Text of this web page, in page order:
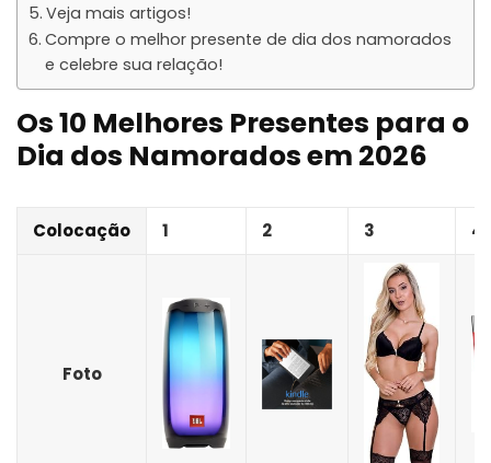
Veja mais artigos!
Compre o melhor presente de dia dos namorados
e celebre sua relação!
Os 10 Melhores Presentes para o
Dia dos Namorados em 2026
Colocação 1 2 3 4
Foto